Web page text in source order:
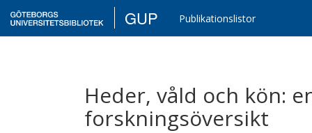
GUP Publikationslistor
Heder, våld och kön:
forskningsöversikt